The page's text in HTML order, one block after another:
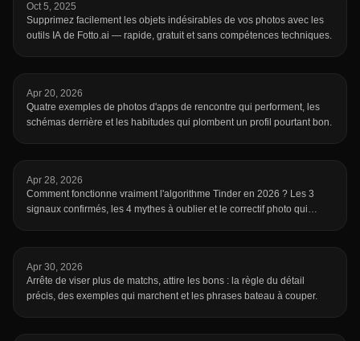
Oct 5, 2025
Supprimez facilement les objets indésirables de vos photos avec les
outils IA de Fotto.ai — rapide, gratuit et sans compétences techniques.
Apr 20, 2026
Quatre exemples de photos d'apps de rencontre qui performent, les
schémas derrière et les habitudes qui plombent un profil pourtant bon.
Apr 28, 2026
Comment fonctionne vraiment l'algorithme Tinder en 2026 ? Les 3
signaux confirmés, les 4 mythes à oublier et le correctif photo qui
Apr 30, 2026
Arrête de viser plus de matchs, attire les bons : la règle du détail
précis, des exemples qui marchent et les phrases bateau à couper.